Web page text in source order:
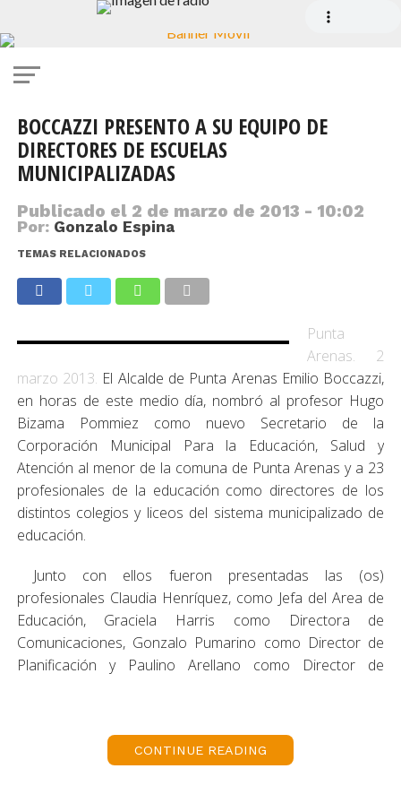
BOCCAZZI PRESENTO A SU EQUIPO DE
DIRECTORES DE ESCUELAS
MUNICIPALIZADAS
Publicado el 2 de marzo de 2013 - 10:02
Por: Gonzalo Espina
TEMAS RELACIONADOS
Punta
Arenas. 2
marzo 2013. El Alcalde de Punta Arenas Emilio Boccazzi,
en horas de este medio día, nombró al profesor Hugo
Bizama Pommiez como nuevo Secretario de la
Corporación Municipal Para la Educación, Salud y
Atención al menor de la comuna de Punta Arenas y a 23
profesionales de la educación como directores de los
distintos colegios y liceos del sistema municipalizado de
educación.
Junto con ellos fueron presentadas las (os)
profesionales Claudia Henríquez, como Jefa del Area de
Educación, Graciela Harris como Directora de
Comunicaciones, Gonzalo Pumarino como Director de
Planificación y Paulino Arellano como Director de
direcciones de los colegios se realizó vía concurso de
CONTINUE READING